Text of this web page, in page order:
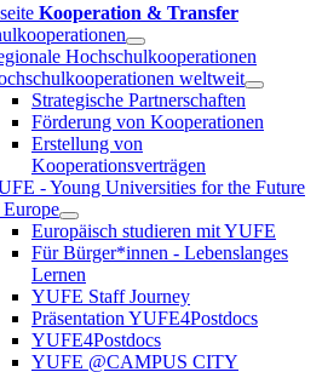
Kooperation & Transfer
Hochschulkooperationen
weltweit
Strategische Partnerschaften
Förderung von Kooperationen
Erstellung von
Kooperationsverträgen
- Young Universities for the Future
Europäisch studieren mit YUFE
Für Bürger*innen - Lebenslanges
Lernen
YUFE Staff Journey
Präsentation YUFE4Postdocs
YUFE4Postdocs
YUFE @CAMPUS CITY